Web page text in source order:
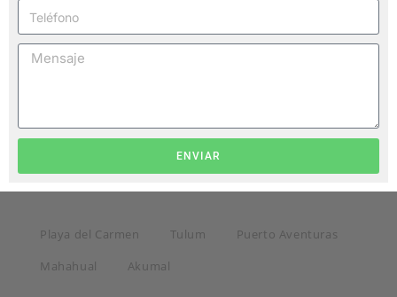
ENVIAR
Playa del Carmen Tulum
Puerto Aventuras
Mahahual
Akumal